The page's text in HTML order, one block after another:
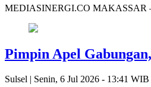
MEDIASINERGI.CO MAKASSAR —
Pimpin Apel
Sulsel | Senin, 6 Jul 2026 - 13:41 WIB